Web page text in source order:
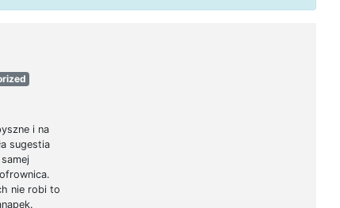
i na
sugestia
nie robi to